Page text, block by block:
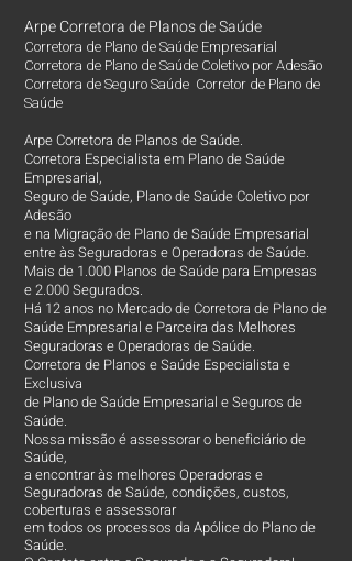
Arpe Corretora de Planos de Saúde
Corretora de Plano de Saúde Empresarial
Corretora de Plano de Saúde Coletivo por Adesão
Corretora de Seguro Saúde Corretor de Plano de
Saúde
Arpe Corretora de Planos de Saúde.
Corretora Especialista em Plano de Saúde
Empresarial,
Seguro de Saúde, Plano de Saúde Coletivo por
Adesão
e na Migração de Plano de Saúde Empresarial
entre às Seguradoras e Operadoras de Saúde.
Mais de 1.000 Planos de Saúde para Empresas
e 2.000 Segurados.
Há 12 anos no Mercado de Corretora de Plano de
Saúde Empresarial e Parceira das Melhores
Seguradoras e Operadoras de Saúde.
Corretora de Planos e Saúde Especialista e
Exclusiva
de Plano de Saúde Empresarial e Seguros de
Saúde.
Nossa missão é assessorar o beneficiário de
Saúde,
a encontrar às melhores Operadoras e
Seguradoras de Saúde, condições, custos,
coberturas e assessorar
em todos os processos da Apólice do Plano de
Saúde.